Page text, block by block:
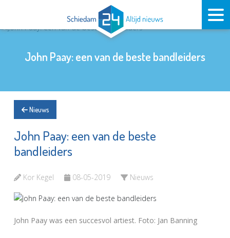
John Paay: een van de beste bandleiders
Nieuws
John Paay: een van de beste
bandleiders
Kor Kegel 08-05-2019 Nieuws
John Paay was een succesvol artiest. Foto: Jan Banning